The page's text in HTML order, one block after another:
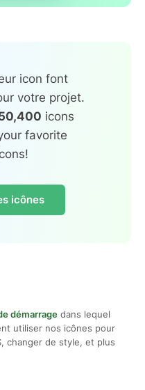
icon font
votre projet.
icons
favorite
icônes
démarrage dans lequel
utiliser nos icônes pour
changer de style, et plus